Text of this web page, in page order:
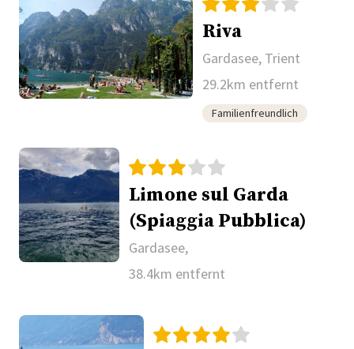
Riva
Gardasee, Trient
29.2km entfernt
Familienfreundlich
Limone sul Garda
(Spiaggia Pubblica)
Gardasee,
38.4km entfernt